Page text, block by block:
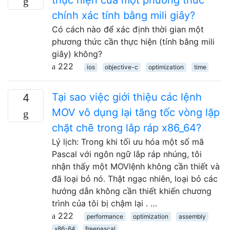
chính xác tính bằng mili giây?
Có cách nào để xác định thời gian một
phương thức cần thực hiện (tính bằng mili
giây) không?
222
ios objective-c optimization time
4
Tại sao việc giới thiệu các lệnh
MOV vô dụng lại tăng tốc vòng lặp
chặt chẽ trong lắp ráp x86_64?
Lý lịch: Trong khi tối ưu hóa một số mã
Pascal với ngôn ngữ lắp ráp nhúng, tôi
nhận thấy một MOVlệnh không cần thiết và
đã loại bỏ nó. Thật ngạc nhiên, loại bỏ các
hướng dẫn không cần thiết khiến chương
trình của tôi bị chậm lại . …
222
performance optimization
assembly